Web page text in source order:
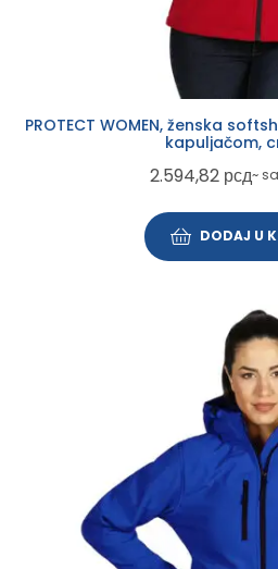
PROTECT WOMEN, ženska
kapuljačom,
2.594,82 рсд~
DODAJ U